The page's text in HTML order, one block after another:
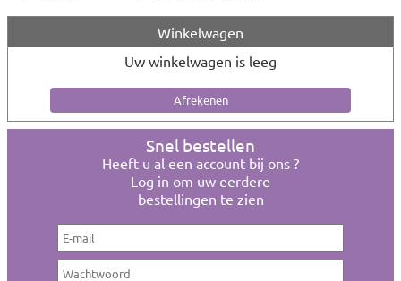
Winkelwagen
Uw winkelwagen is leeg
Snel bestellen
Heeft u al een account bij ons ?
Log in om uw eerdere
bestellingen te zien